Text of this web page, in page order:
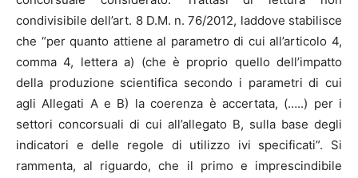
condivisibile dell’art. 8 D.M. n. 76/2012, laddove stabilisce
che “per quanto attiene al parametro di cui all’articolo 4,
comma 4, lettera a) (che è proprio quello dell’impatto
della produzione scientifica secondo i parametri di cui
agli Allegati A e B) la coerenza è accertata, (…..) per i
settori concorsuali di cui all’allegato B, sulla base degli
indicatori e delle regole di utilizzo ivi specificati”. Si
rammenta, al riguardo, che il primo e imprescindibile